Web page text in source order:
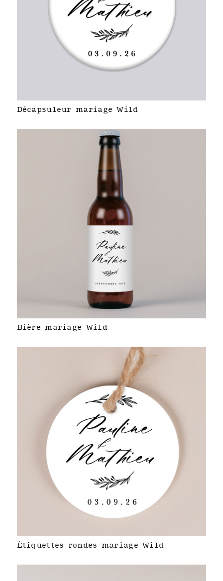
Décapsuleur mariage Wild
Bière mariage Wild
Étiquettes rondes mariage Wild